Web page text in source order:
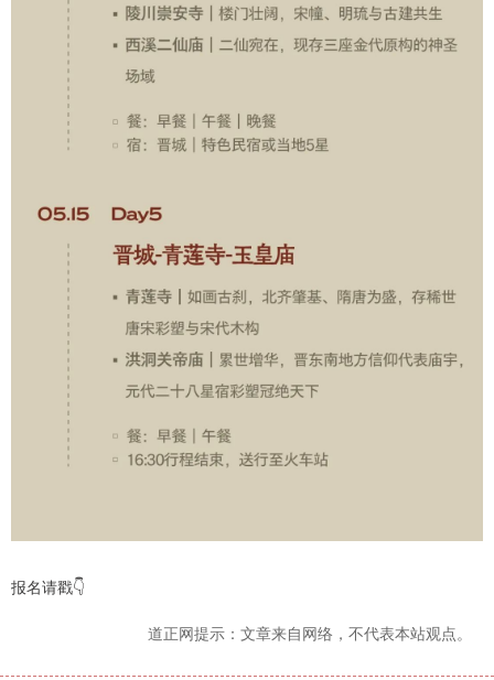
报名请戳👇
道正网提示：文章来自网络，不代表本站观点。